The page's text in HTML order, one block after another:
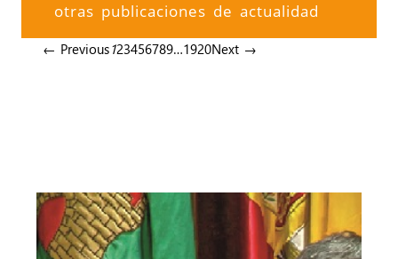
otras publicaciones de actualidad
← Previous123456789…1920Next →